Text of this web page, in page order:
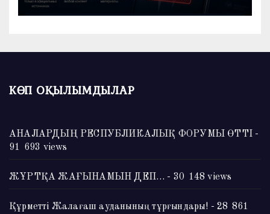
КӨП ОҚЫЛЫМДЫЛАР
АНАЛАРДЫҢ РЕСПУБЛИКАЛЫҚ ФОРУМЫ ӨТТІ -
91 693 views
ЖҰРТҚА ЖАҒЫНАМЫН ДЕП… - 30 148 views
Құрметті Жалағаш ауданының тұрғындары! - 28 861